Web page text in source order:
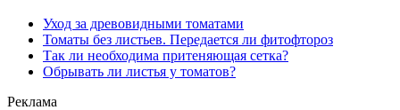
Уход за древовидными томатами
Томаты без листьев. Передается ли фитофтороз
Так ли необходима притеняющая сетка?
Обрывать ли листья у томатов?
Реклама